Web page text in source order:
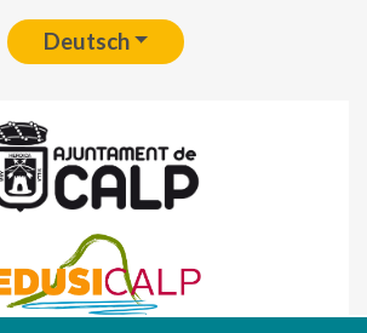
Deutsch